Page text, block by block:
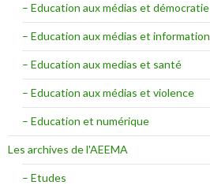
– Education aux médias et démocratie
– Education aux médias et information
– Education aux medias et santé
– Education aux médias et violence
– Education et numérique
Les archives de l'AEEMA
– Etudes